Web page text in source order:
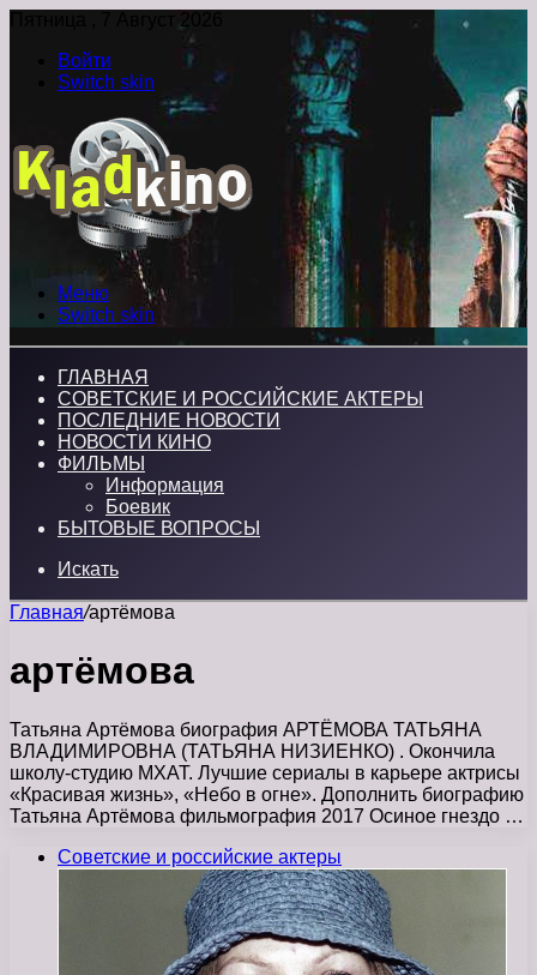
Пятница , 7 Август 2026
Войти
Switch skin
Меню
Switch skin
ГЛАВНАЯ
СОВЕТСКИЕ И РОССИЙСКИЕ АКТЕРЫ
ПОСЛЕДНИЕ НОВОСТИ
НОВОСТИ КИНО
ФИЛЬМЫ
Информация
Боевик
БЫТОВЫЕ ВОПРОСЫ
Искать
Главная/артёмова
артёмова
Татьяна Артёмова биография АРТЁМОВА ТАТЬЯНА
ВЛАДИМИРОВНА (ТАТЬЯНА НИЗИЕНКО) . Окончила
школу-студию МХАТ. Лучшие сериалы в карьере актрисы
«Красивая жизнь», «Небо в огне». Дополнить биографию
Татьяна Артёмова фильмография 2017 Осиное гнездо …
Советские и российские актеры